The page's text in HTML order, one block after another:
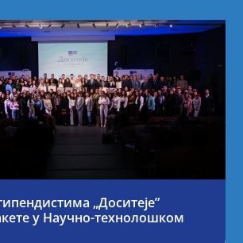
„Доситеје”
у Научно-технолошком